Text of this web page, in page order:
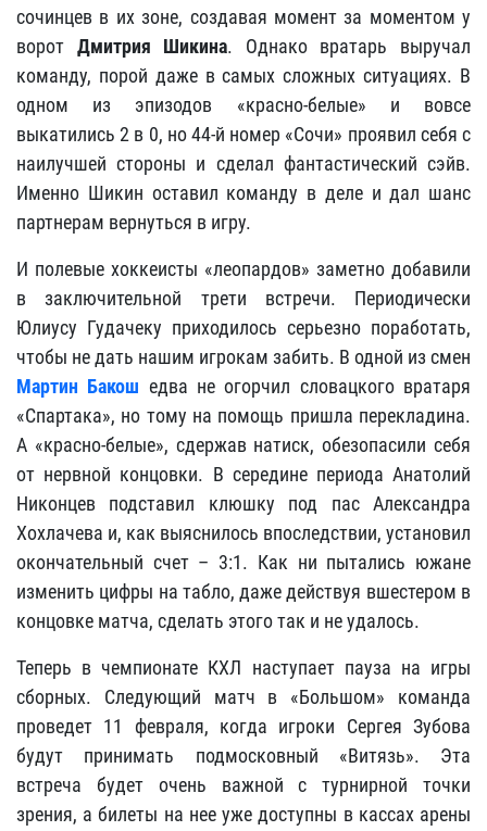
сочинцев в их зоне, создавая момент за моментом у
ворот Дмитрия Шикина. Однако вратарь выручал
команду, порой даже в самых сложных ситуациях. В
одном из эпизодов «красно-белые» и вовсе
выкатились 2 в 0, но 44-й номер «Сочи» проявил себя с
наилучшей стороны и сделал фантастический сэйв.
Именно Шикин оставил команду в деле и дал шанс
партнерам вернуться в игру.
И полевые хоккеисты «леопардов» заметно добавили
в заключительной трети встречи. Периодически
Юлиусу Гудачеку приходилось серьезно поработать,
чтобы не дать нашим игрокам забить. В одной из смен
Мартин Бакош едва не огорчил словацкого вратаря
«Спартака», но тому на помощь пришла перекладина.
А «красно-белые», сдержав натиск, обезопасили себя
от нервной концовки. В середине периода Анатолий
Никонцев подставил клюшку под пас Александра
Хохлачева и, как выяснилось впоследствии, установил
окончательный счет – 3:1. Как ни пытались южане
изменить цифры на табло, даже действуя вшестером в
концовке матча, сделать этого так и не удалось.
Теперь в чемпионате КХЛ наступает пауза на игры
сборных. Следующий матч в «Большом» команда
проведет 11 февраля, когда игроки Сергея Зубова
будут принимать подмосковный «Витязь». Эта
встреча будет очень важной с турнирной точки
зрения, а билеты на нее уже доступны в кассах арены